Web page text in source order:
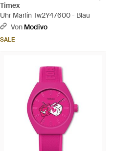
Timex
Uhr Marlin Tw2Y47600 - Blau
Von Modivo
SALE